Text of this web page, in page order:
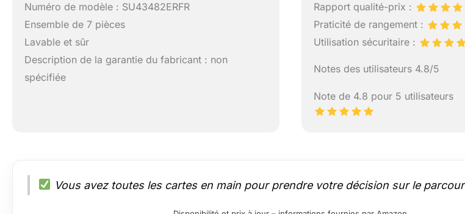
Numéro de modèle : SU43482ERFR
Ensemble de 7 pièces
Lavable et sûr
Description de la garantie du fabricant : non
spécifiée
Rapport qualité-prix :
Praticité de rangement :
Utilisation sécuritaire :
Notes des utilisateurs 4.8/5
Note de 4.8 pour 5 utilisateurs
Vous avez toutes les cartes en main pour prendre votre décision sur le